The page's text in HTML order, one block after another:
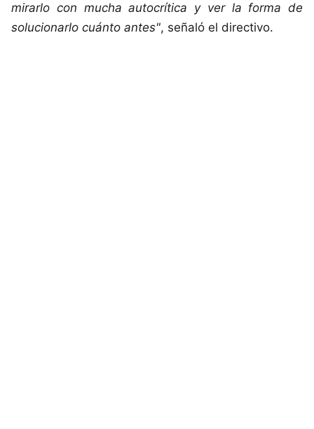
mirarlo con mucha autocrítica y ver la forma de
solucionarlo cuánto antes", señaló el directivo.